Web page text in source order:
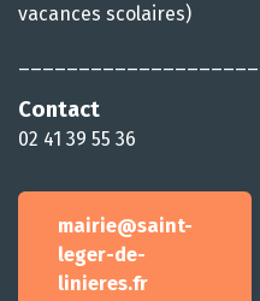
vacances scolaires)
Contact
02 41 39 55 36
mairie@saint-
leger-de-
linieres.fr